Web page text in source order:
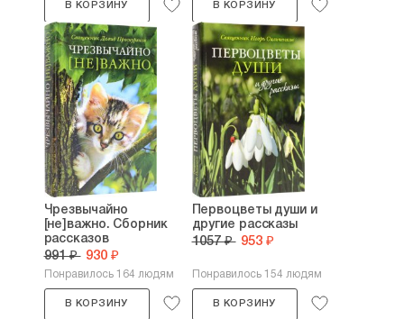
В КОРЗИНУ В КОРЗИНУ
Чрезвычайно
[не]важно. Сборник
рассказов
991 ₽ 930 ₽
Понравилось 164 людям
В КОРЗИНУ
Первоцветы души и
другие рассказы
1057 ₽ 953 ₽
Понравилось 154 людям
В КОРЗИНУ